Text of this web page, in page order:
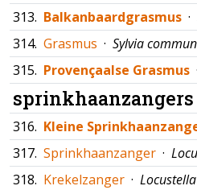
313. Balkanbaardgrasmus ·
314. Grasmus · Sylvia
315. Provençaalse Grasmus ·
sprinkhaanzangers
316. Kleine
317. Sprinkhaanzanger ·
318. Krekelzanger ·